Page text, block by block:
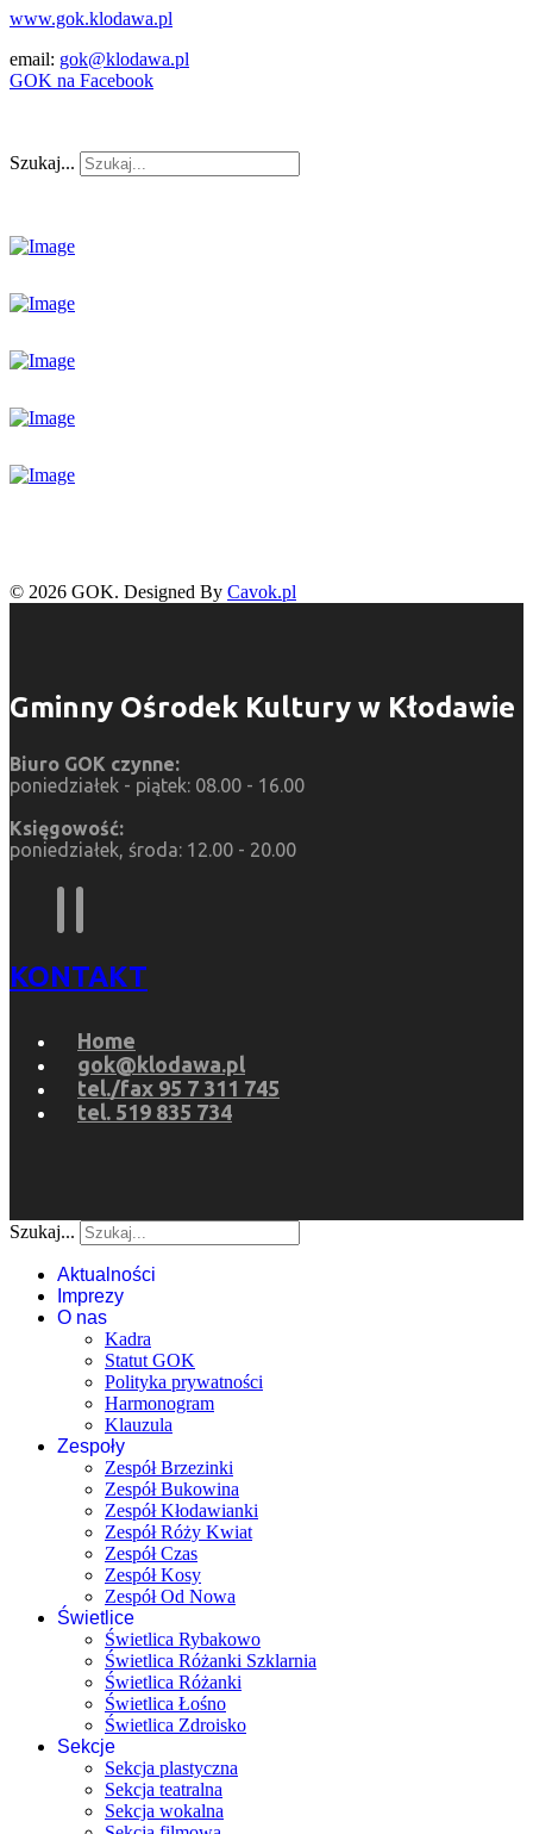
www.gok.klodawa.pl
email: gok@klodawa.pl
GOK na Facebook
Szukaj...
© 2026 GOK. Designed By Cavok.pl
Gminny Ośrodek Kultury w Kłodawie
Biuro GOK czynne:
poniedziałek - piątek: 08.00 - 16.00
Księgowość:
poniedziałek, środa: 12.00 - 20.00
KONTAKT
Home
gok@klodawa.pl
tel./fax 95 7 311 745
tel. 519 835 734
Szukaj...
Aktualności
Imprezy
O nas
Kadra
Statut GOK
Polityka prywatności
Harmonogram
Klauzula
Zespoły
Zespół Brzezinki
Zespół Bukowina
Zespół Kłodawianki
Zespół Róży Kwiat
Zespół Czas
Zespół Kosy
Zespół Od Nowa
Świetlice
Świetlica Rybakowo
Świetlica Różanki Szklarnia
Świetlica Różanki
Świetlica Łośno
Świetlica Zdroisko
Sekcje
Sekcja plastyczna
Sekcja teatralna
Sekcja wokalna